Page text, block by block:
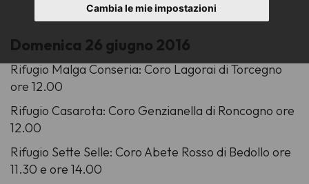
Cambia le mie impostazioni
Domenica 26 giugno 2016
Rifugio Malga Conseria: Coro Lagorai di Torcegno
ore 12.00
Rifugio Casarota: Coro Genzianella di Roncogno ore
12.00
Rifugio Sette Selle: Coro Abete Rosso di Bedollo ore
11.30 e ore 14.00